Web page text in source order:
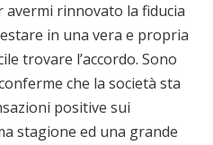
rinnovato la fiducia
in una vera e propria
trovare l’accordo. Sono
che la società sta
positive sui
stagione ed una grande